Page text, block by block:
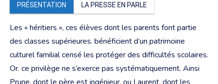
PRÉSENTATION LA PRESSE EN PARLE
Les « héritiers », ces élèves dont les parents font partie
des classes supérieures. bénéficient d’un patrimoine
culturel familial censé les protéger des difficultés scolaires.
Or. ce privilège ne s’exerce pas systématiquement. Ainsi